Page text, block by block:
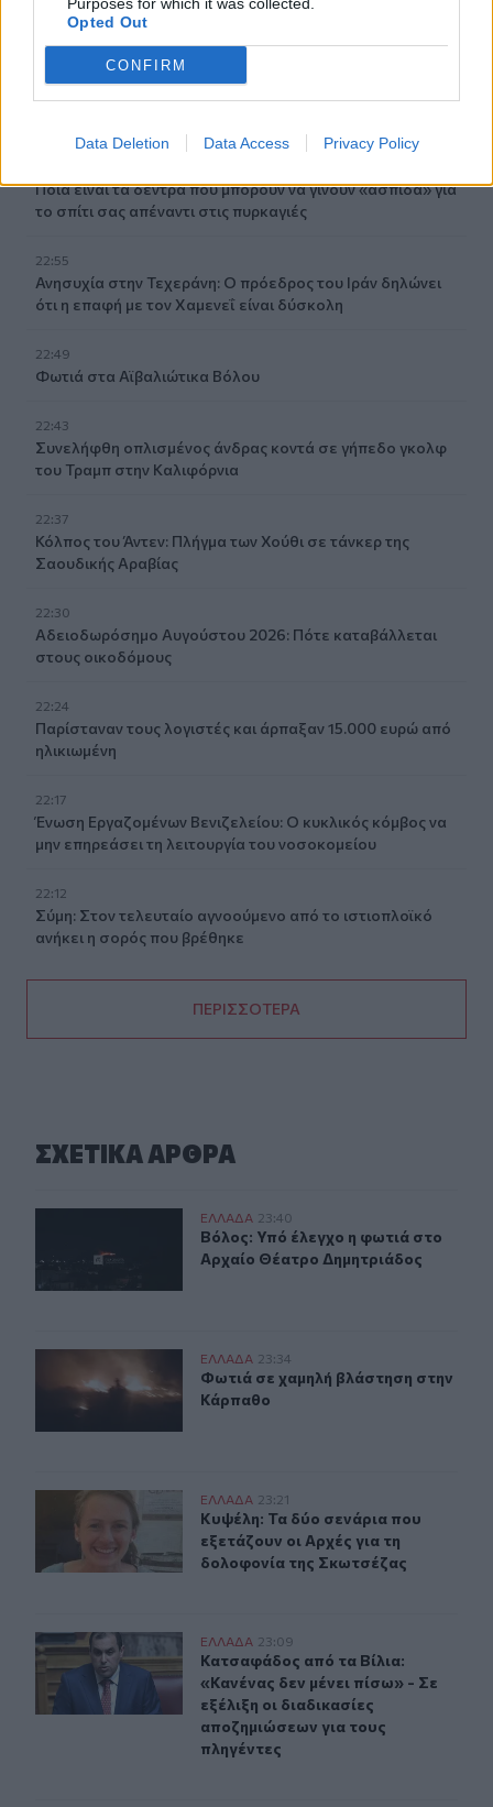
Opted Out
CONFIRM
Data Deletion Data Access Privacy Policy
23:09
Κατσαφάδος από τα Βίλια: «Κανένας δεν μένει πίσω» -
Ποια είναι τα δέντρα που μπορούν να γίνουν «ασπίδα» για
το σπίτι σας απέναντι στις πυρκαγιές
22:55
Ανησυχία στην Τεχεράνη: Ο πρόεδρος του Ιράν δηλώνει
ότι η επαφή με τον Χαμενεΐ είναι δύσκολη
22:49
Φωτιά στα Αϊβαλιώτικα Βόλου
22:43
Συνελήφθη οπλισμένος άνδρας κοντά σε γήπεδο γκολφ
του Τραμπ στην Καλιφόρνια
22:37
Κόλπος του Άντεν: Πλήγμα των Χούθι σε τάνκερ της
Σαουδικής Αραβίας
22:30
Αδειοδωρόσημο Αυγούστου 2026: Πότε καταβάλλεται
στους οικοδόμους
22:24
Παρίσταναν τους λογιστές και άρπαξαν 15.000 ευρώ από
ηλικιωμένη
22:17
Ένωση Εργαζομένων Βενιζελείου: Ο κυκλικός κόμβος να
μην επηρεάσει τη λειτουργία του νοσοκομείου
22:12
Σύμη: Στον τελευταίο αγνοούμενο από το ιστιοπλοϊκό
ανήκει η σορός που βρέθηκε
ΠΕΡΙΣΣΟΤΕΡΑ
ΣΧΕΤΙΚA AΡΘΡΑ
Βόλος: Υπό έλεγχο η φωτιά στο Αρχαίο Θέατρο
ΕΛΛAΔΑ 23:40
Βόλος: Υπό έλεγχο η φωτιά στο
Βόλος: Υπό έλεγχο η φωτιά στο
Αρχαίο Θέατρο Δημητριάδος
Φωτιά σε χαμηλή βλάστηση στην Κάρπαθο
ΕΛΛAΔΑ 23:34
Φωτιά σε χαμηλή βλάστηση στην
Φωτιά σε χαμηλή βλάστηση στην
Κάρπαθο
Κυψέλη: Τα δύο σενάρια που εξετάζουν οι Αρχές για
ΕΛΛAΔΑ 23:21
Κυψέλη: Τα δύο σενάρια που
Κυψέλη: Τα δύο σενάρια που
εξετάζουν οι Αρχές για τη
δολοφονία της Σκωτσέζας
Kατσαφάδος: «Το μήνυμα είναι ένα και απλό. Κανένας
ΕΛΛAΔΑ 23:09
Κατσαφάδος από τα Βίλια:
Κατσαφάδος από τα Βίλια:
«Κανένας δεν μένει πίσω» - Σε
εξέλιξη οι διαδικασίες
αποζημιώσεων για τους
πληγέντες